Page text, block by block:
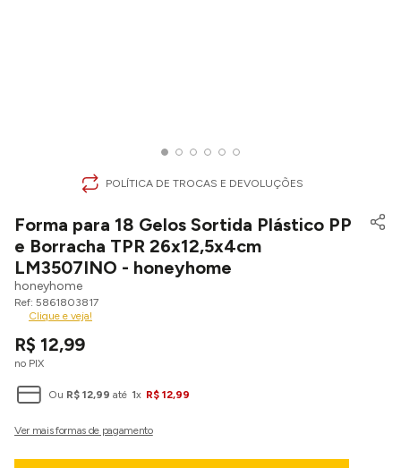
POLÍTICA DE TROCAS E DEVOLUÇÕES
Forma para 18 Gelos Sortida Plástico PP
e Borracha TPR 26x12,5x4cm
LM3507INO - honeyhome
honeyhome
5861803817
Clique e veja!
R$ 12,99
no PIX
Ou R$ 12,99 até 1x R$ 12,99